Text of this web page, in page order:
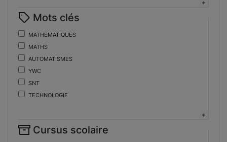
Boulangerie
Braille
Bureautique
Céramique industrielle
Chinois
Cinéma et photographie
Coiffure
Construction et réparation en carrosserie
Mots clés
mathematiques
maths
automatismes
ywc
snt
technologie
fonctions-lp
Cursus scolaire